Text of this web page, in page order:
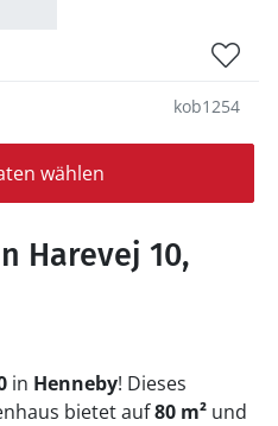
kob1254
wählen
Harevej 10,
in Henneby! Dieses
bietet auf80 m² und